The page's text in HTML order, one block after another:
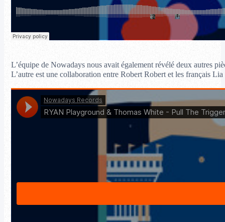
L’équipe de Nowadays nous avait également révélé deux autres
L’autre est une collaboration entre Robert Robert et les français